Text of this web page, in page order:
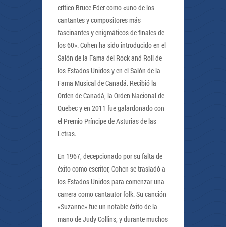
crítico Bruce Eder como «uno de los
cantantes y compositores más
fascinantes y enigmáticos de finales de
los 60». Cohen ha sido introducido en el
Salón de la Fama del Rock and Roll de
los Estados Unidos y en el Salón de la
Fama Musical de Canadá. Recibió la
Orden de Canadá, la Orden Nacional de
Quebec y en 2011 fue galardonado con
el Premio Príncipe de Asturias de las
Letras.
En 1967, decepcionado por su falta de
éxito como escritor, Cohen se trasladó a
los Estados Unidos para comenzar una
carrera como cantautor folk. Su canción
«Suzanne» fue un notable éxito de la
mano de Judy Collins, y durante muchos